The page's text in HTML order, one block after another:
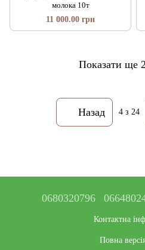
молока 10т
11 000.00 грн
Показати ще
Назад 4 з 24
0680320796
Контактна
Повна